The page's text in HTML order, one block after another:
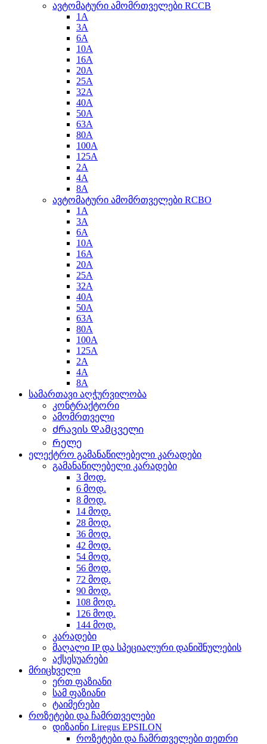
ავტომატური ამომრთველები RCCB
1A
3A
6A
10A
16A
20A
25A
32A
40A
50A
63A
80A
100A
125A
2A
4A
8A
ავტომატური ამომრთველები RCBO
1A
3A
6A
10A
16A
20A
25A
32A
40A
50A
63A
80A
100A
125A
2A
4A
8A
სამართავი აღჭურვილობა
კონტრაქტორი
ამომრთველი
Ძრავის Დამცველი
Რელე
ელექტრო გამანაწილებელი კარადები
გამანაწილებელი კარადები
3 მოდ.
6 მოდ.
8 მოდ.
14 მოდ.
28 მოდ.
36 მოდ.
42 მოდ.
54 მოდ.
56 მოდ.
72 მოდ.
90 მოდ.
108 მოდ.
126 მოდ.
144 მოდ.
კარადები
მაღალი IP და სპეციალური დანიშნულების
აქსესუარები
მრიცხველი
ერთ ფაზიანი
სამ ფაზიანი
ტაიმერები
როზეტები და ჩამრთველები
დიზაინი Liregus EPSILON
როზეტები და ჩამრთველები თეთრი